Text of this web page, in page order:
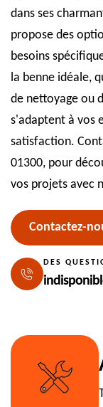
dans ses
propose des
besoins
la benne idéale,
de nettoyage ou
s'adaptent à vos
satisfaction.
01300, pour
vos projets avec
Contactez-
DES